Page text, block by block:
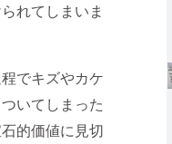
れてしまいま
でキズやカケ
いてしまった
的価値に見切